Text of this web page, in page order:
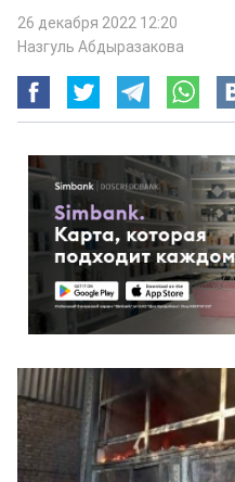
26 декабря 2022 12:20
Назгуль Абдыразакова